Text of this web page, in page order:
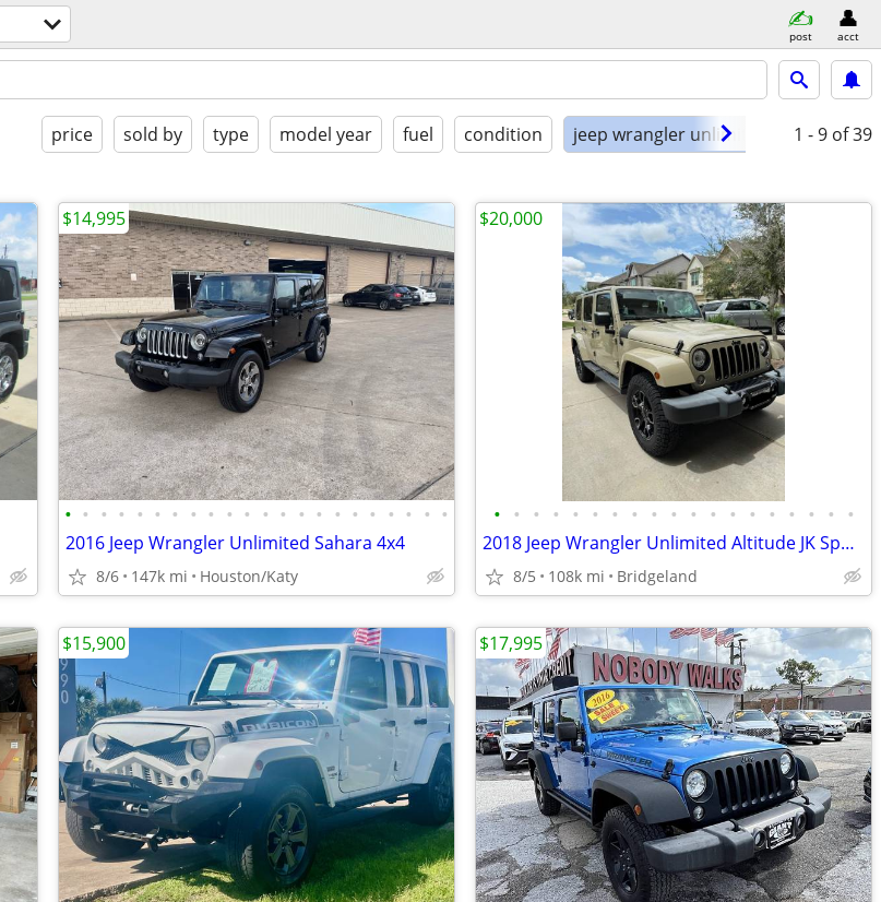
post acct
price sold by type model year fuel condition jeep wrangler unlimited 1 - 9 of 39
• • • • • • • • • • • • • • • • • • • • • •
2016 Jeep Wrangler Unlimited Sahara 4x4
8/6 147k mi Houston/Katy
$14,995
• • • • • • • • • • • • • • • • • • •
2018 Jeep Wrangler Unlimited Altitude JK Sport 4D
8/5 108k mi Bridgeland
$20,000
$15,900 $17,995